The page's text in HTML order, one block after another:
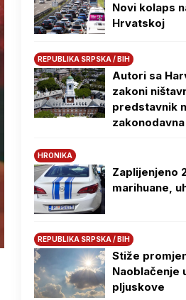
Novi kolaps
Hrvatskoj
REPUBLIKA SRPSKA / BIH
Autori sa
zakoni
predstavnik
HRONIKA
Zaplijenjeno
marihuane,
REPUBLIKA SRPSKA / BIH
Stiže
Naoblačenje
pljuskove